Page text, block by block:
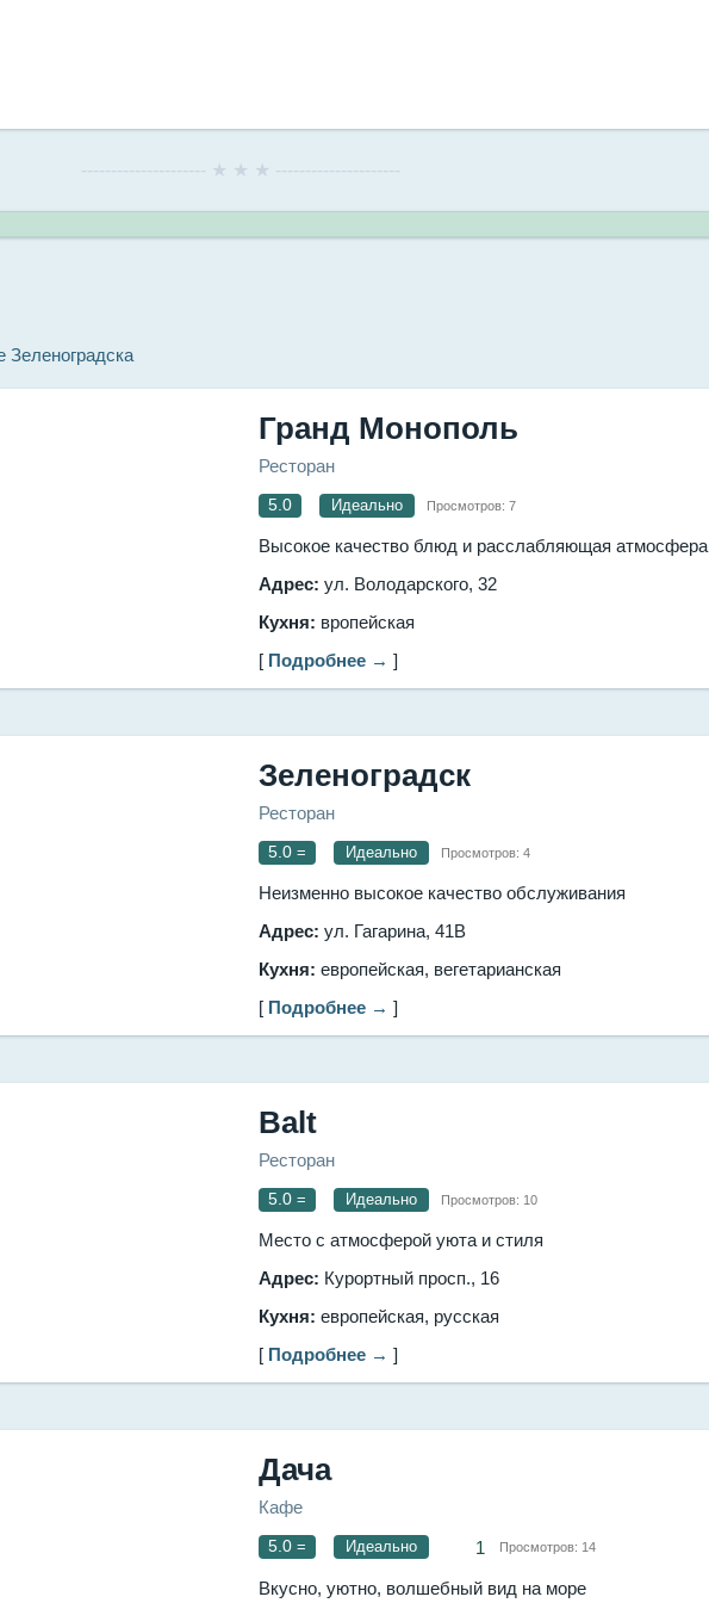
--------------------- ★ ★ ★ ---------------------
Зеленоградска
Гранд Монополь
Ресторан
5.0 Идеально Просмотров: 7
Высокое качество блюд и расслабляющая атмосфера
Адрес: ул. Володарского, 32
Кухня: вропейская
[ Подробнее → ]
Зеленоградск
Ресторан
5.0 = Идеально Просмотров: 4
Неизменно высокое качество обслуживания
Адрес: ул. Гагарина, 41В
Кухня: европейская, вегетарианская
[ Подробнее → ]
Balt
Ресторан
5.0 = Идеально Просмотров: 10
Место с атмосферой уюта и стиля
Адрес: Курортный просп., 16
Кухня: европейская, русская
[ Подробнее → ]
Дача
Кафе
5.0 = Идеально 1 Просмотров: 14
Вкусно, уютно, волшебный вид на море